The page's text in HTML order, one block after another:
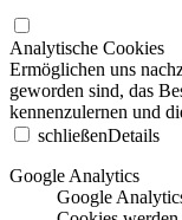
Analytische Cookies
Ermöglichen uns
geworden sind, das
kennenzulernen und
schließenDetails
Google Analytics
Google